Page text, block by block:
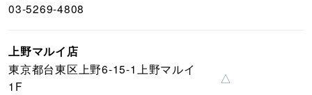
03-5269-4808
上野マルイ店
東京都台東区上野6-15-1上野マルイ
1F
△